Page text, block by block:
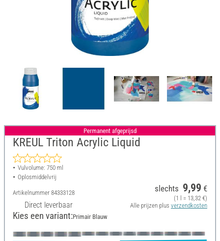
Permanent afgeprijsd
KREUL Triton Acrylic Liquid
Vulvolume: 750 ml
Oplosmiddelvrij
Artikelnummer 84333128
Direct leverbaar
slechts 9,99 €
(1 l = 13,32 €)
Alle prijzen plus verzendkosten
Kies een variant:Primair Blauw